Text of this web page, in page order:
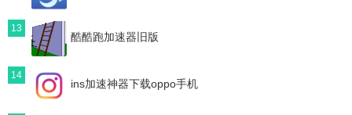
13
酷酷跑加速器旧版
14
ins加速神器下载oppo手机